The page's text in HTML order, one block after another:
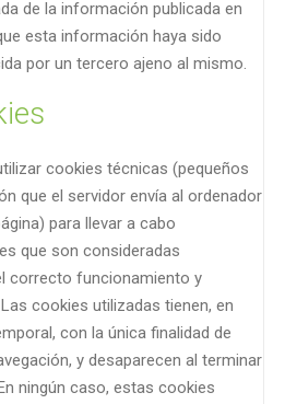
de la información publicada en
esta información haya sido
por un tercero ajeno al mismo.
cookies técnicas (pequeños
que el servidor envía al ordenador
para llevar a cabo
que son consideradas
correcto funcionamiento y
cookies utilizadas tienen, en
con la única finalidad de
y desaparecen al terminar
ningún caso, estas cookies